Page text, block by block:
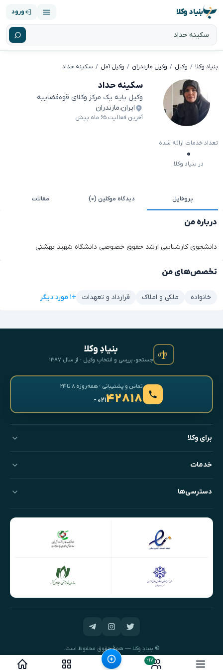
بنیاد وکلا ورود
۲۱۷
بنیاد وکلا وکیل وکیل مازندران وکیل آمل سکینه حداد
سکینه حداد
وکیل پایه یک مرکز وکلای قوه‌قضاییه
ایران،مازندران
آخرین فعالیت ۶۵ ماه پیش
تعداد خدمات ارائه شده
۰
در بنیاد وکلا
پروفایل دیدگاه موکلین (۰) مقالات
درباره من
دانشجوی کارشناسی ارشد حقوق خصوصی دانشگاه شهید بهشتی
تخصص‌های من
خانواده ملکی و املاک قرارداد و تعهدات +۱ مورد دیگر
بنیادِ وکلا
جستجو، بررسی و انتخابِ وکیل · از سال ۱۳۸۷
تماس و پشتیبانی · همه‌روزه ۸ تا ۲۴
۴۲۸۱۸- ۰۲۱
برای وکلا
خدمات
دسترسی‌ها
© بنیادِ وکلا — همهٔ حقوق محفوظ است.
طراحی و توسعه:نیک‌داده‌پرداز